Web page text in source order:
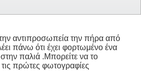
αντιπροσωπεία την πήρα από
πάνω ότι έχει φορτωμένο ένα
παλιά .Μπορείτε να το
πρώτες φωτογραφίες